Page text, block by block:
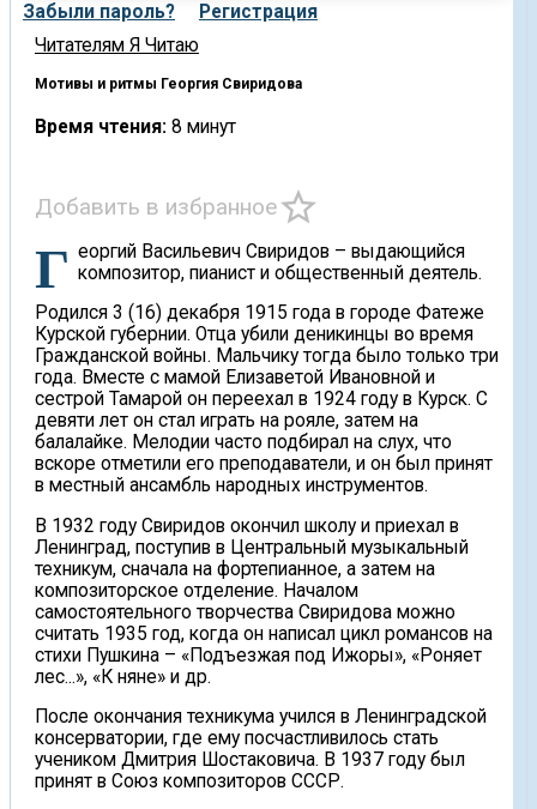
Забыли пароль?
Регистрация
Читателям Я Читаю
Мотивы и ритмы Георгия Свиридова
Время чтения: 8 минут
Добавить в избранноеstar_border
Георгий Васильевич Свиридов – выдающийся композитор, пианист и общественный деятель.
Родился 3 (16) декабря 1915 года в городе Фатеже
Курской губернии. Отца убили деникинцы во время
Гражданской войны. Мальчику тогда было только три
года. Вместе с мамой Елизаветой Ивановной и
сестрой Тамарой он переехал в 1924 году в Курск. С
девяти лет он стал играть на рояле, затем на
балалайке. Мелодии часто подбирал на слух, что
вскоре отметили его преподаватели, и он был принят
в местный ансамбль народных инструментов.
В 1932 году Свиридов окончил школу и приехал в
Ленинград, поступив в Центральный музыкальный
техникум, сначала на фортепианное, а затем на
композиторское отделение. Началом
самостоятельного творчества Свиридова можно
считать 1935 год, когда он написал цикл романсов на
стихи Пушкина – «Подъезжая под Ижоры», «Роняет
лес...», «К няне» и др.
После окончания техникума учился в Ленинградской
консерватории, где ему посчастливилось стать
учеником Дмитрия Шостаковича. В 1937 году был
принят в Союз композиторов СССР.